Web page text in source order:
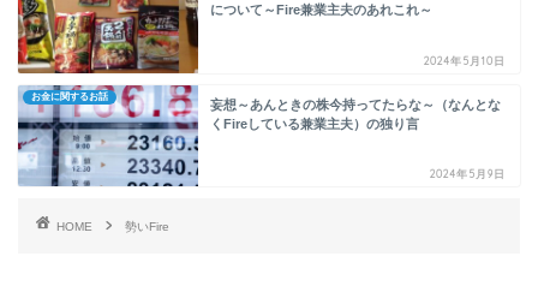
について～Fire兼業主夫のあれこれ～
2024年5月10日
お金に関するお話
妄想～あんときの株今持ってたらな～（なんとな
くFireしている兼業主夫）の独り言
2024年5月9日
HOME 勢いFire